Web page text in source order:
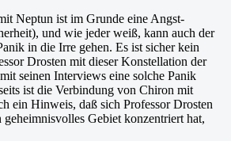
Neptun ist im Grunde eine Angst-
und wie jeder weiß, kann auch der
in die Irre gehen. Es ist sicher kein
Drosten mit dieser Konstellation der
seinen Interviews eine solche Panik
ist die Verbindung von Chiron mit
ein Hinweis, daß sich Professor Drosten
Gebiet konzentriert hat,